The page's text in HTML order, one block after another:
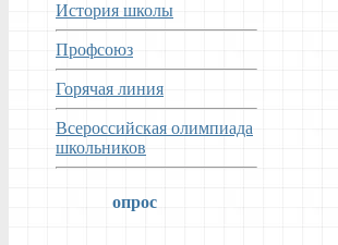
История школы
Профсоюз
Горячая линия
Всероссийская олимпиада
школьников
опрос